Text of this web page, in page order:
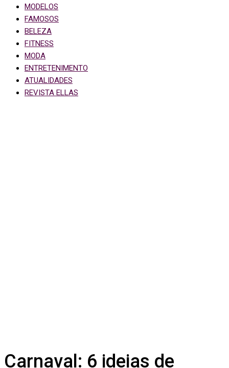
MODELOS
FAMOSOS
BELEZA
FITNESS
MODA
ENTRETENIMENTO
ATUALIDADES
REVISTA ELLAS
Carnaval: 6 ideias de